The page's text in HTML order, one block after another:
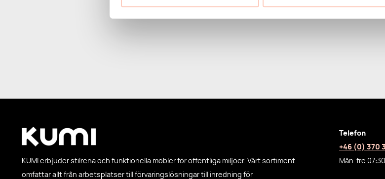
KUMI erbjuder stilrena och funktionella möbler för offentliga miljöer. Vårt sortiment
omfattar allt från arbetsplatser till förvaringslösningar till inredning för
Telefon
+46 (0) 370
Mån-fre